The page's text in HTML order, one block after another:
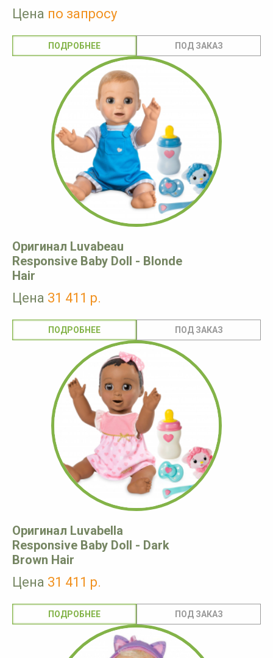
Цена по запросу
ПОДРОБНЕЕ
Оригинал Luvabeau
Responsive Baby Doll - Blonde
Hair
Цена 31 411 р.
ПОДРОБНЕЕ
Оригинал Luvabella
Responsive Baby Doll - Dark
Brown Hair
Цена 31 411 р.
ПОДРОБНЕЕ